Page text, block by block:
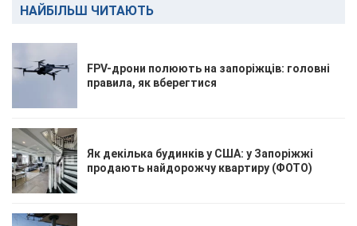
НАЙБІЛЬШ ЧИТАЮТЬ
FPV-дрони полюють на запоріжців: головні
правила, як вберегтися
Як декілька будинків у США: у Запоріжжі
продають найдорожчу квартиру (ФОТО)